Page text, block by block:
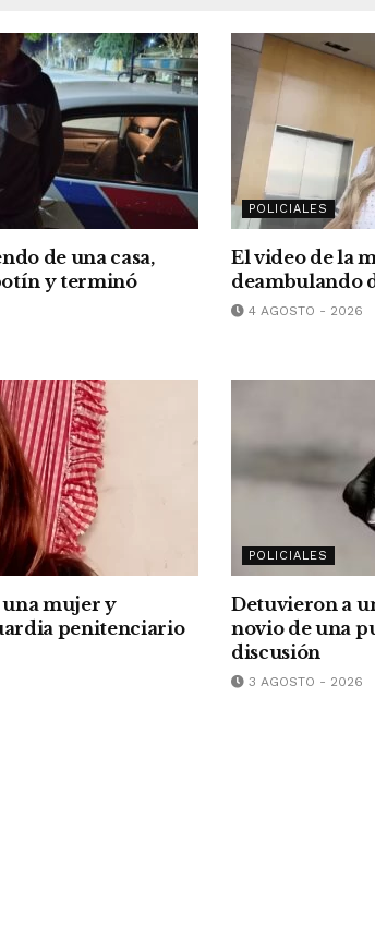
de una casa,
y terminó
POLICIALES
El video de la
deambulando
4 AGOSTO - 2026
una mujer y
penitenciario
POLICIALES
Detuvieron a
novio de una
discusión
3 AGOSTO - 2026